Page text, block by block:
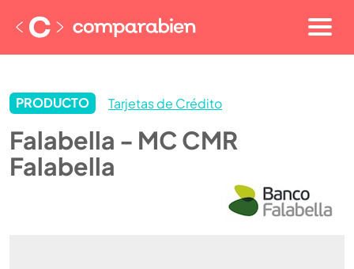
PRODUCTO Tarjetas de Crédito
Falabella - MC CMR
Falabella